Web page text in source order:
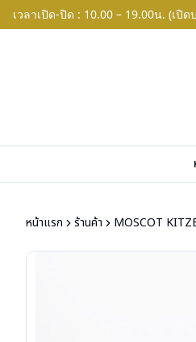
เวลาเปิด-ปิด : 10.00 – 19.00น. (เปิ
หน้าแรก ร้านค้า